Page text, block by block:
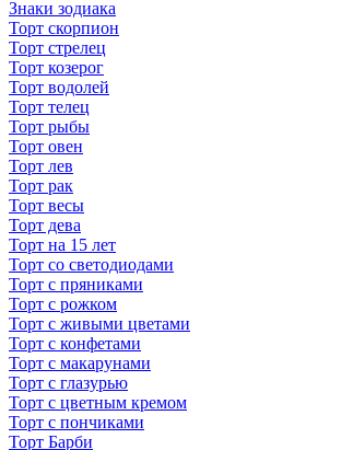
Знаки зодиака
Торт скорпион
Торт стрелец
Торт козерог
Торт водолей
Торт телец
Торт рыбы
Торт овен
Торт лев
Торт рак
Торт весы
Торт дева
Торт на 15 лет
Торт со светодиодами
Торт с пряниками
Торт с рожком
Торт с живыми цветами
Торт с конфетами
Торт с макарунами
Торт с глазурью
Торт с цветным кремом
Торт с пончиками
Торт Барби